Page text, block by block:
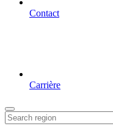
Contact
Carrière